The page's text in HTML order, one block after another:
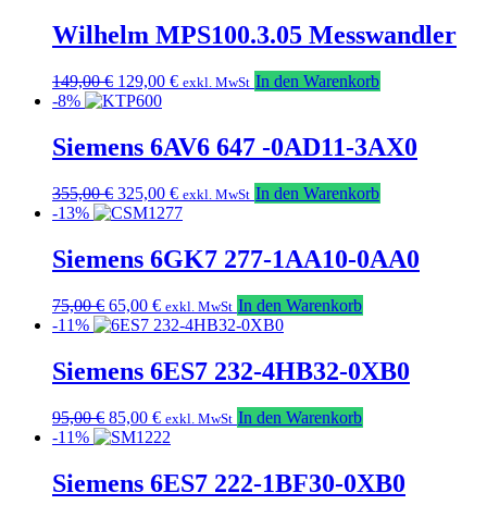
Wilhelm MPS100.3.05 Messwandler
149,00€ Ursprünglicher
Preis
149,00 €
129,00 €Aktueller
129,00 €.
exkl. MwSt In den Warenkorb
-8%
Siemens 6AV6 647 -0AD11-3AX0
355,00€ Ursprünglicher
Preis
355,00 €
325,00 €Aktueller
Preis
325,00 €.
exkl. MwSt In den Warenkorb
-13%
Siemens 6GK7 277-1AA10-0AA0
75,00€ Ursprünglicher
Preis
75,00 €
65,00 €Aktueller
Preis
65,00 €.
exkl. MwSt In den Warenkorb
-11%
Siemens 6ES7 232-4HB32-0XB0
95,00€ Ursprünglicher
Preis
95,00 €
85,00 €Aktueller
Preis
85,00 €.
exkl. MwSt In den Warenkorb
-11%
Siemens 6ES7 222-1BF30-0XB0